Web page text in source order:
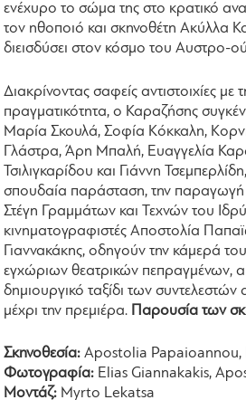
ενέχυρο το σώμα της στο κρατικό
τον ηθοποιό και σκηνοθέτη Ακύλλα
διεισδύσει στον κόσμο του Αυστρο-
Διακρίνοντας σαφείς αντιστοιχίες με
πραγματικότητα, ο Καραζήσης
Μαρία Σκουλά, Σοφία Κόκκαλη,
Γλάστρα, Άρη Μπαλή, Ευαγγελία
Τσιλιγκαρίδου και Γιάννη
σπουδαία παράσταση, την παραγωγή
Στέγη Γραμμάτων και Τεχνών του
κινηματογραφιστές Αποστολία
Γιαννακάκης, οδηγούν την κάμερά
εγχώριων θεατρικών πεπραγμένων,
δημιουργικό ταξίδι των
μέχρι την πρεμιέρα.
Παρουσία των
Σκηνοθεσία: Apostolia Papaioannou,
Φωτογραφία: Elias Giannakakis,
Μοντάζ: Myrto Lekatsa